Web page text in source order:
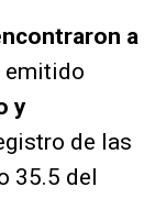
a
emitido
y
de las
35.5 del